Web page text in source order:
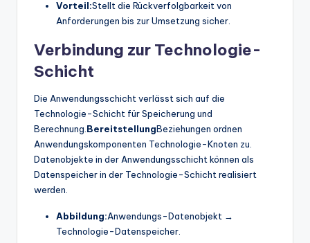
Vorteil:Stellt die Rückverfolgbarkeit von
Anforderungen bis zur Umsetzung sicher.
Verbindung zur Technologie-
Schicht
Die Anwendungsschicht verlässt sich auf die
Technologie-Schicht für Speicherung und
Berechnung. BereitstellungBeziehungen ordnen
Anwendungskomponenten Technologie-Knoten zu.
Datenobjekte in der Anwendungsschicht können als
Datenspeicher in der Technologie-Schicht realisiert
werden.
Abbildung:Anwendungs-Datenobjekt →
Technologie-Datenspeicher.